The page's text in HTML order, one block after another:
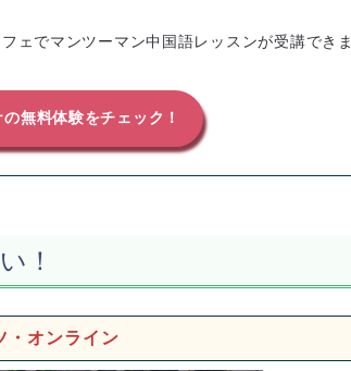
ェでマンツーマン中国語レッスンが受講できま
無料体験をチェック！
！
・オンライン